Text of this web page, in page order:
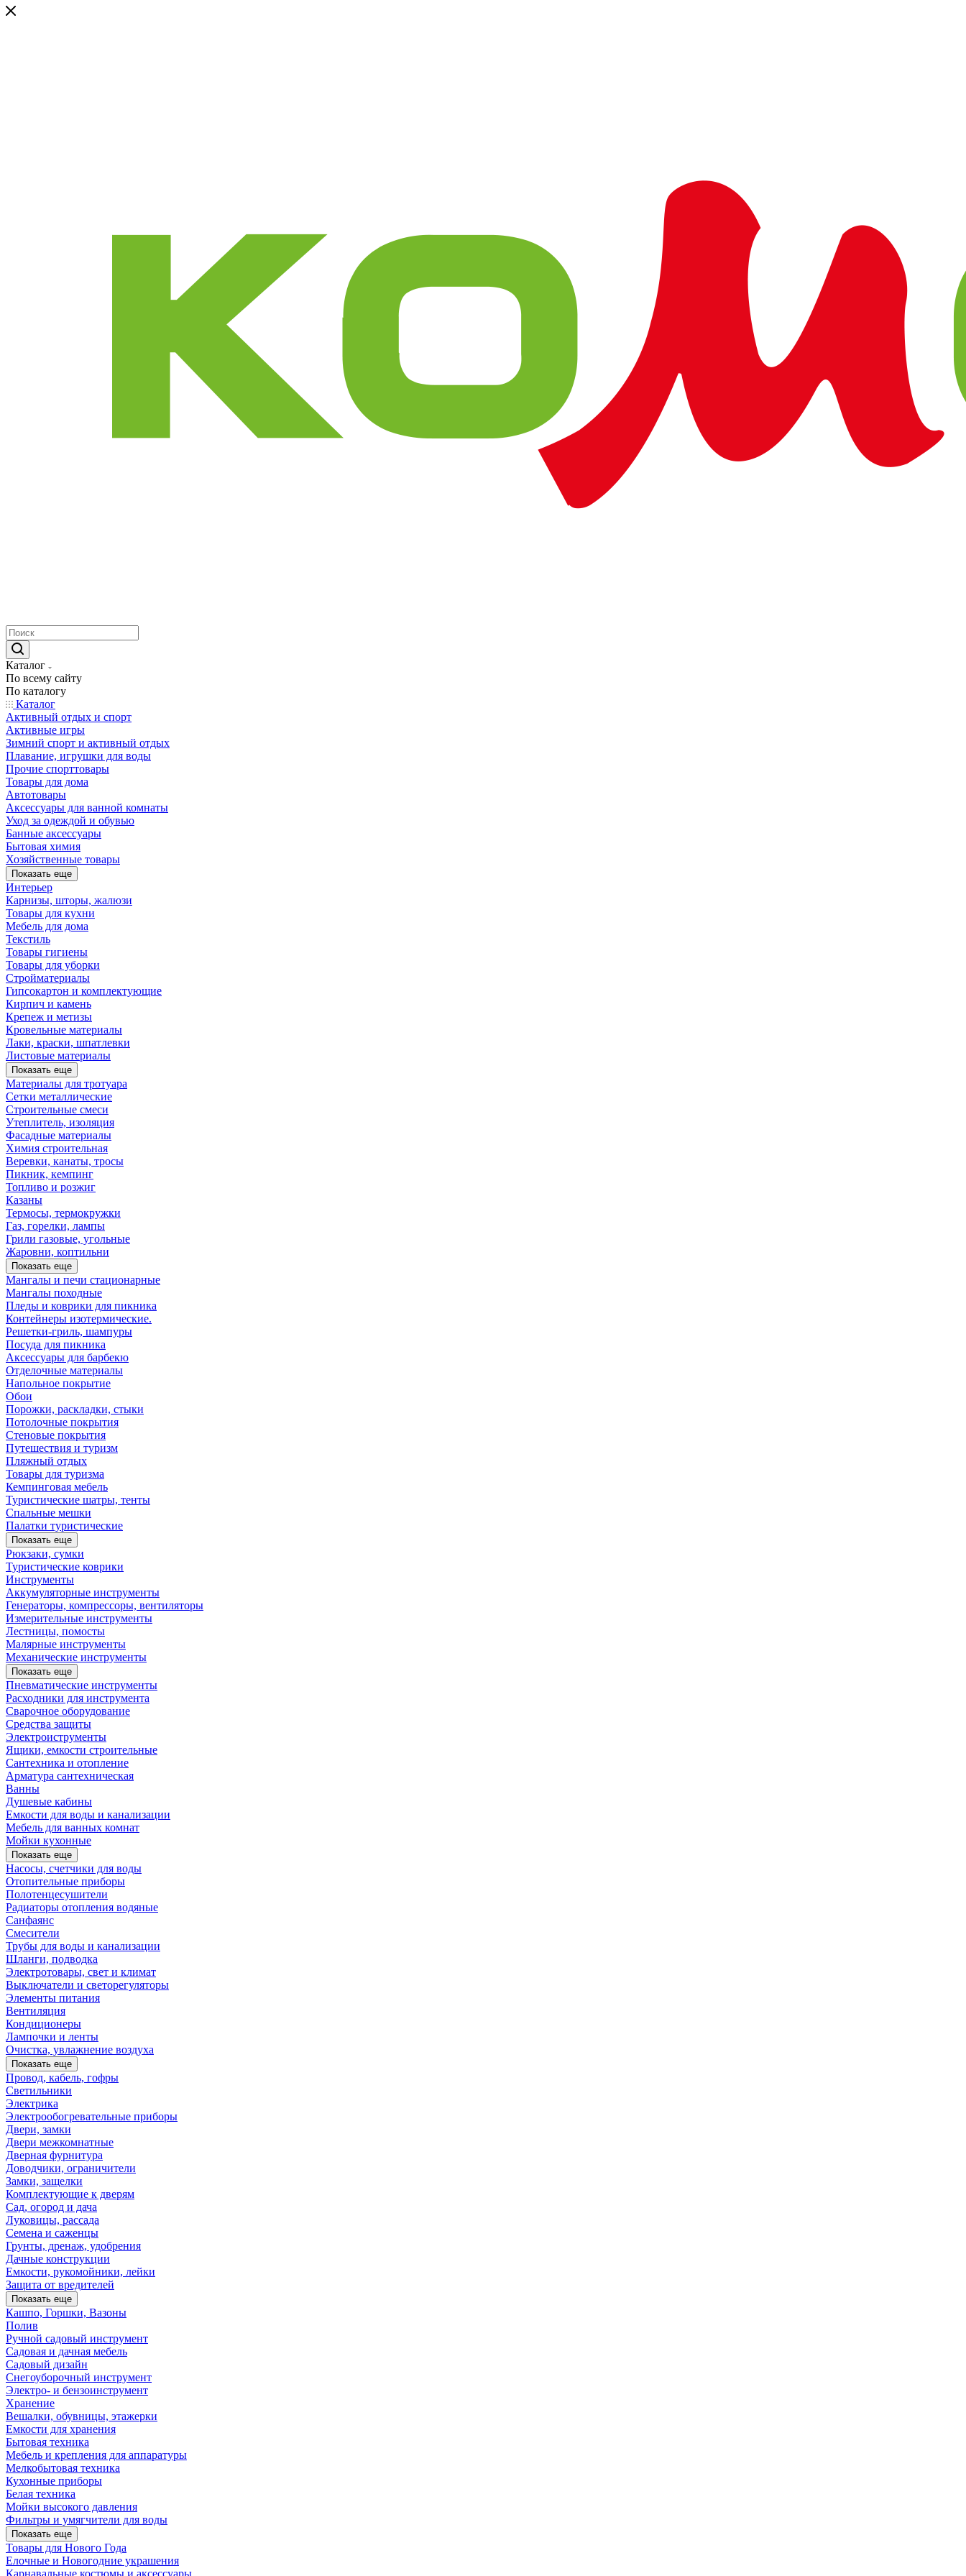
Каталог
По всему сайту
По каталогу
Каталог
Активный отдых и спорт
Активные игры
Зимний спорт и активный отдых
Плавание, игрушки для воды
Прочие спорттовары
Товары для дома
Автотовары
Аксессуары для ванной комнаты
Уход за одеждой и обувью
Банные аксессуары
Бытовая химия
Хозяйственные товары
Показать еще
Интерьер
Карнизы, шторы, жалюзи
Товары для кухни
Мебель для дома
Текстиль
Товары гигиены
Товары для уборки
Стройматериалы
Гипсокартон и комплектующие
Кирпич и камень
Крепеж и метизы
Кровельные материалы
Лаки, краски, шпатлевки
Листовые материалы
Показать еще
Материалы для тротуара
Сетки металлические
Строительные смеси
Утеплитель, изоляция
Фасадные материалы
Химия строительная
Веревки, канаты, тросы
Пикник, кемпинг
Топливо и розжиг
Казаны
Термосы, термокружки
Газ, горелки, лампы
Грили газовые, угольные
Жаровни, коптильни
Показать еще
Мангалы и печи стационарные
Мангалы походные
Пледы и коврики для пикника
Контейнеры изотермические.
Решетки-гриль, шампуры
Посуда для пикника
Аксессуары для барбекю
Отделочные материалы
Напольное покрытие
Обои
Порожки, раскладки, стыки
Потолочные покрытия
Стеновые покрытия
Путешествия и туризм
Пляжный отдых
Товары для туризма
Кемпинговая мебель
Туристические шатры, тенты
Спальные мешки
Палатки туристические
Показать еще
Рюкзаки, сумки
Туристические коврики
Инструменты
Аккумуляторные инструменты
Генераторы, компрессоры, вентиляторы
Измерительные инструменты
Лестницы, помосты
Малярные инструменты
Механические инструменты
Показать еще
Пневматические инструменты
Расходники для инструмента
Сварочное оборудование
Средства защиты
Электроиструменты
Ящики, емкости строительные
Сантехника и отопление
Арматура сантехническая
Ванны
Душевые кабины
Емкости для воды и канализации
Мебель для ванных комнат
Мойки кухонные
Показать еще
Насосы, счетчики для воды
Отопительные приборы
Полотенцесушители
Радиаторы отопления водяные
Санфаянс
Смесители
Трубы для воды и канализации
Шланги, подводка
Электротовары, свет и климат
Выключатели и светорегуляторы
Элементы питания
Вентиляция
Кондиционеры
Лампочки и ленты
Очистка, увлажнение воздуха
Показать еще
Провод, кабель, гофры
Светильники
Электрика
Электрообогревательные приборы
Двери, замки
Двери межкомнатные
Дверная фурнитура
Доводчики, ограничители
Замки, защелки
Комплектующие к дверям
Сад, огород и дача
Луковицы, рассада
Семена и саженцы
Грунты, дренаж, удобрения
Дачные конструкции
Емкости, рукомойники, лейки
Защита от вредителей
Показать еще
Кашпо, Горшки, Вазоны
Полив
Ручной садовый инструмент
Садовая и дачная мебель
Садовый дизайн
Снегоуборочный инструмент
Электро- и бензоинструмент
Хранение
Вешалки, обувницы, этажерки
Емкости для хранения
Бытовая техника
Мебель и крепления для аппаратуры
Мелкобытовая техника
Кухонные приборы
Белая техника
Мойки высокого давления
Фильтры и умягчители для воды
Показать еще
Товары для Нового Года
Елочные и Новогодние украшения
Карнавальные костюмы и аксессуары